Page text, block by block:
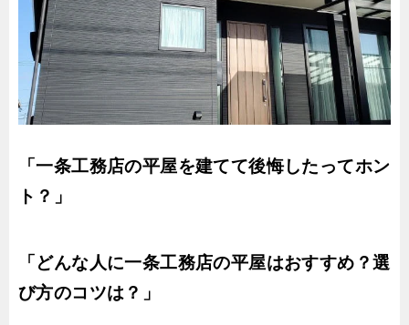
「一条工務店の平屋を建てて後悔したってホン
ト？」
「どんな人に一条工務店の平屋はおすすめ？選
び方のコツは？」